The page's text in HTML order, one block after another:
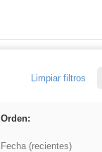
Limpiar filtros
Orden:
Fecha (recientes)